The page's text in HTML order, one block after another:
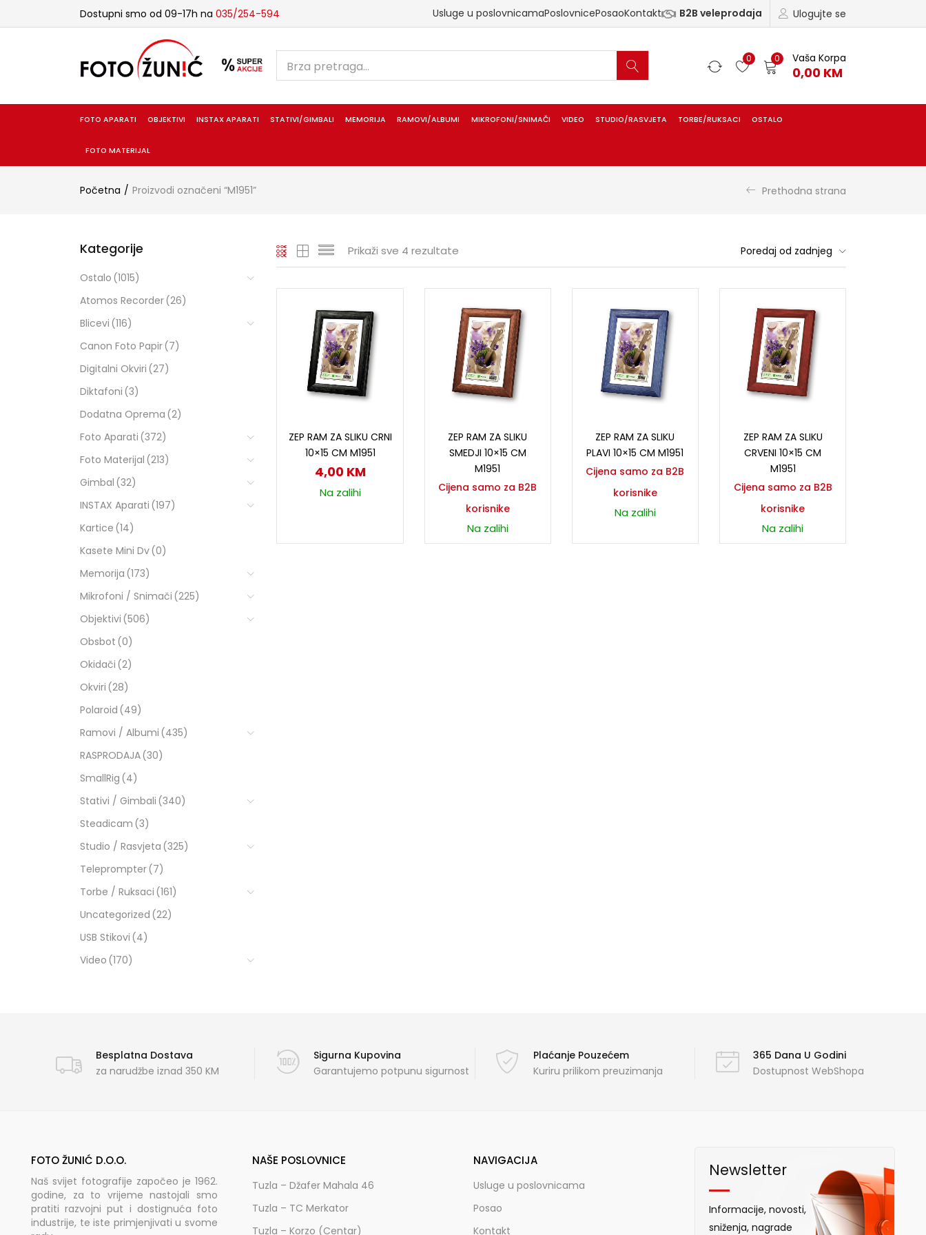
Dostupni smo od 09-17h na 035/254-594 Ulogujte se
Usluge u poslovnicamaPoslovnicePosaoKontakt B2B veleprodaja
0 0 Vaša Korpa
0,00 KM
FOTO APARATI OBJEKTIVI INSTAX APARATI STATIVI/GIMBALI MEMORIJA RAMOVI/ALBUMI MIKROFONI/SNIMAČI VIDEO STUDIO/RASVJETA TORBE/RUKSACI OSTALO
FOTO MATERIJAL
Početna Proizvodi označeni “M1951” Prethodna strana
Prikaži sve 4 rezultate Poredaj od zadnjeg
ZEP RAM ZA SLIKU CRNI
10×15 CM M1951
4,00 KM
Na zalihi
ZEP RAM ZA SLIKU
SMEDJI 10×15 CM
M1951
Cijena samo za B2B
korisnike
Na zalihi
ZEP RAM ZA SLIKU
PLAVI 10×15 CM M1951
Cijena samo za B2B
korisnike
Na zalihi
ZEP RAM ZA SLIKU
CRVENI 10×15 CM
M1951
Cijena samo za B2B
korisnike
Na zalihi
Kategorije
Ostalo (1015)
Atomos Recorder(26)
Blicevi (116)
Canon Foto Papir(7)
Digitalni Okviri (27)
Diktafoni (3)
Dodatna Oprema (2)
Foto Aparati (372)
Foto Materijal (213)
Gimbal (32)
INSTAX Aparati (197)
Kartice (14)
Kasete Mini Dv(0)
Memorija (173)
Mikrofoni / Snimači (225)
Objektivi (506)
Obsbot (0)
Okidači (2)
Okviri (28)
Polaroid (49)
Ramovi / Albumi (435)
RASPRODAJA(30)
SmallRig (4)
Stativi / Gimbali (340)
Steadicam (3)
Studio / Rasvjeta (325)
Teleprompter(7)
Torbe / Ruksaci (161)
Uncategorized (22)
USB Stikovi (4)
Video (170)
Besplatna Dostava
za narudžbe iznad 350 KM
Sigurna Kupovina
Garantujemo potpunu sigurnost
Plaćanje Pouzećem
Kuriru prilikom preuzimanja
365 Dana U Godini
Dostupnost WebShopa
FOTO ŽUNIĆ D.O.O.
Naš svijet fotografije započeo je 1962.
godine, za to vrijeme nastojali smo
pratiti razvojni put i dostignuća foto
industrije, te iste primjenjivati u svome
NAŠE POSLOVNICE
Tuzla – Džafer Mahala 46
Tuzla – TC Merkator
Tuzla – Korzo (Centar)
NAVIGACIJA
Usluge u poslovnicama
Posao
Kontakt
Newsletter
Informacije, novosti,
sniženja, nagrade